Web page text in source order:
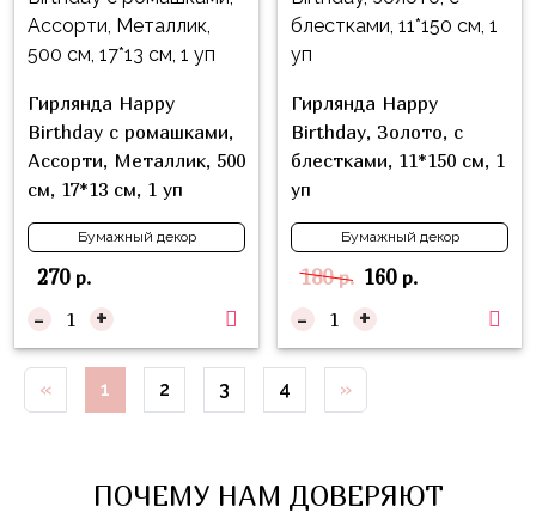
Гирлянда Happy
Birthday с ромашками,
Ассорти, Металлик, 500
см, 17*13 см, 1 уп
Бумажный декор
270р.
- +
Гирлянда Happy
Birthday, Золото, с
блестками, 11*150 см, 1
уп
Бумажный декор
180р. 160р.
- +
« 1 2 3 4 »
ПОЧЕМУ НАМ ДОВЕРЯЮТ
Геймеров
Супергерои
Пиратская
Вечеринка
Девочкам
жучки,
пчелки
Мальчикам
собачки